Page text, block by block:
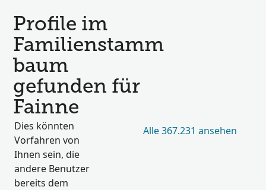
Profile im
Familienstamm
baum
gefunden für
Fainne
Dies könnten
Vorfahren von
Ihnen sein, die
andere Benutzer
bereits dem
Alle 367.231 ansehen